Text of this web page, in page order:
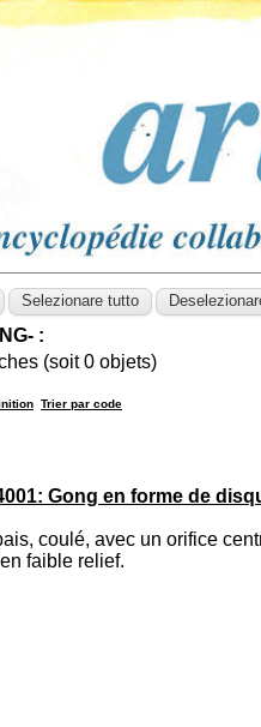
:
(soit0 objets)
Trier par code
Gong en forme de
coulé, avec un orifice
faible relief.